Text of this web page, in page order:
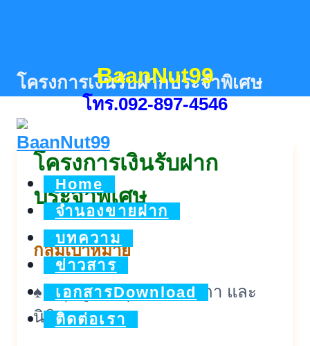
content
BaanNut99
โทร.092-897-4546
Home
จำนองขายฝาก
บทความ
ข่าวสาร
เอกสารDownload
ติดต่อเรา
โครงการเงินรับฝากประจำพิเศษ
โครงการเงินรับฝาก
ประจำพิเศษ
กลุ่มเป้าหมาย
♠ กลุ่มลูกค้าบุคคลธรรมดา และ
นิติบุคคล